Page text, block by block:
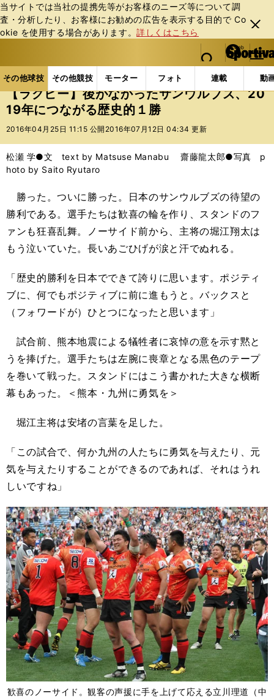
当サイトでは当社の提携先等がお客様のニーズ等について調
査・分析したり、お客様にお勧めの広告を表⽰する⽬的で Co
okie を使⽤する場合があります。詳しくはこちら
閉じ
る
web Sportiva (webスポルティーバ)
検索
マイペ
ー
ジ
メニュ
その他球技 その他競技 モーター フォト 連載 動
ス
ポ
ル
バ
その他球技の記事一覧 ラグビー 【ラグビー】後が
【ラグビー】後がなかったサンウルブズ、20
19年につながる歴史的１勝
2016年04月25日 11:15 公開 2016年07月12日 04:34 更新
松瀬 学●文 text by Matsuse Manabu 齋藤龍太郎●写真 p
hoto by Saito Ryutaro
勝った。ついに勝った。日本のサンウルブズの待望の
勝利である。選手たちは歓喜の輪を作り、スタンドのフ
ァンも狂喜乱舞。ノーサイド前から、主将の堀江翔太は
もう泣いていた。長いあごひげが涙と汗でぬれる。
「歴史的勝利を日本でできて誇りに思います。ポジティ
ブに、何でもポジティブに前に進もうと。バックスと
（フォワードが）ひとつになったと思います」
試合前、熊本地震による犠牲者に哀悼の意を示す黙と
うを捧げた。選手たちは左腕に喪章となる黒色のテープ
を巻いて戦った。スタンドにはこう書かれた大きな横断
幕もあった。＜熊本・九州に勇気を＞
堀江主将は安堵の言葉を足した。
「この試合で、何か九州の人たちに勇気を与えたり、元
気を与えたりすることができるのであれば、それはうれ
しいですね」
歓喜のノーサイド。観客の声援に手を上げて応える立川理道（中